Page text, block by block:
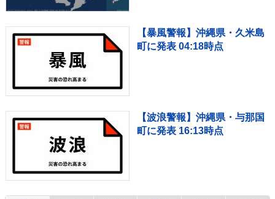
【暴風警報】沖縄県・久米島
町に発表 04:18時点
【波浪警報】沖縄県・与那国
町に発表 16:13時点